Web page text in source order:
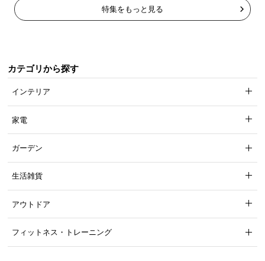
特集をもっと見る
カテゴリから探す
インテリア
家電
ガーデン
生活雑貨
アウトドア
フィットネス・トレーニング